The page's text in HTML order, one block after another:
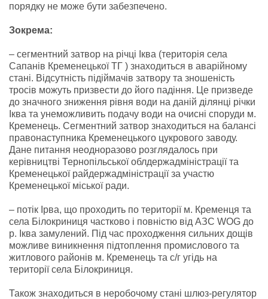
порядку не може бути забезпечено.
Зокрема:
– сегментний затвор на річці Іква (територія села
Сапанів Кременецької ТГ ) знаходиться в аварійному
стані. Відсутність підіймачів затвору та зношеність
тросів можуть призвести до його падіння. Це призведе
до значного зниження рівня води на даній ділянці річки
Іква та унеможливить подачу води на очисні споруди м.
Кременець. Сегментний затвор знаходиться на балансі
правонаступника Кременецького цукрового заводу.
Дане питання неодноразово розглядалось при
керівництві Тернопільської облдержадміністрації та
Кременецької райдержадміністрації за участю
Кременецької міської ради.
– потік Ірва, що проходить по території м. Кременця та
села Білокриниця частково і повністю від АЗС WOG до
р. Іква замулений. Під час проходження сильних дощів
можливе виникнення підтоплення промислового та
житлового районів м. Кременець та с/г угідь на
території села Білокриниця.
Також знаходиться в неробочому стані шлюз-регулятор